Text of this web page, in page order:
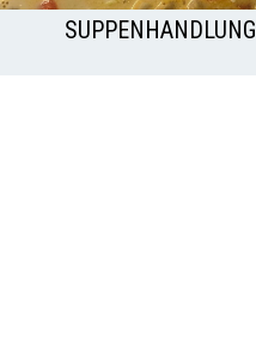
SUPPENHANDLUNG